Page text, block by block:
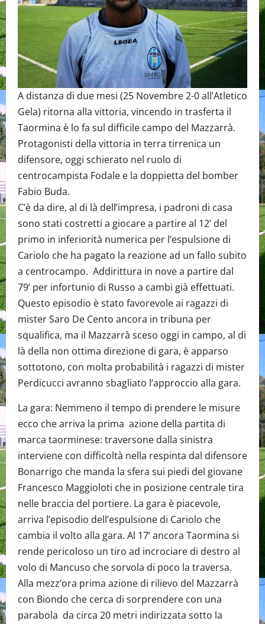
A distanza di due mesi (25 Novembre 2-0 all’Atletico
Gela) ritorna alla vittoria, vincendo in trasferta il
Taormina è lo fa sul difficile campo del Mazzarrà.
Protagonisti della vittoria in terra tirrenica un
difensore, oggi schierato nel ruolo di
centrocampista Fodale e la doppietta del bomber
Fabio Buda.
C’è da dire, al di là dell’impresa, i padroni di casa
sono stati costretti a giocare a partire al 12’ del
primo in inferiorità numerica per l’espulsione di
Cariolo che ha pagato la reazione ad un fallo subito
a centrocampo. Addirittura in nove a partire dal
79’ per infortunio di Russo a cambi già effettuati.
Questo episodio è stato favorevole ai ragazzi di
mister Saro De Cento ancora in tribuna per
squalifica, ma il Mazzarrà sceso oggi in campo, al di
là della non ottima direzione di gara, è apparso
sottotono, con molta probabilità i ragazzi di mister
Perdicucci avranno sbagliato l’approccio alla gara.
La gara: Nemmeno il tempo di prendere le misure
ecco che arriva la prima azione della partita di
marca taorminese: traversone dalla sinistra
interviene con difficoltà nella respinta dal difensore
Bonarrigo che manda la sfera sui piedi del giovane
Francesco Maggioloti che in posizione centrale tira
nelle braccia del portiere. La gara è piacevole,
arriva l’episodio dell’espulsione di Cariolo che
cambia il volto alla gara. Al 17’ ancora Taormina si
rende pericoloso un tiro ad incrociare di destro al
volo di Mancuso che sorvola di poco la traversa.
Alla mezz’ora prima azione di rilievo del Mazzarrà
con Biondo che cerca di sorprendere con una
parabola da circa 20 metri indirizzata sotto la